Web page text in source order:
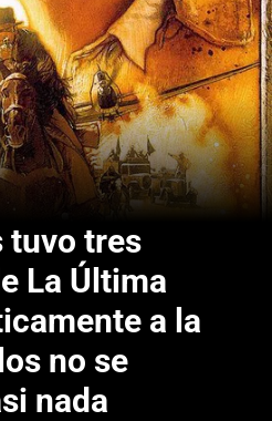
tuvo tres
La Última
a la
no se
nada